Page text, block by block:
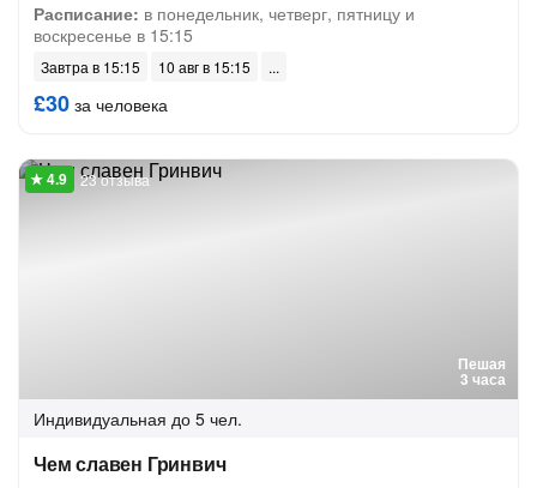
Расписание: в понедельник, четверг, пятницу и
воскресенье в 15:15
Завтра в 15:15 10 авг в 15:15
£30 за человека
Пешая
3 часа
23 отзыва
Индивидуальная до 5 чел.
Чем славен Гринвич